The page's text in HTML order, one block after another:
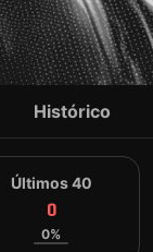
Histórico
Últimos 40
0
0%